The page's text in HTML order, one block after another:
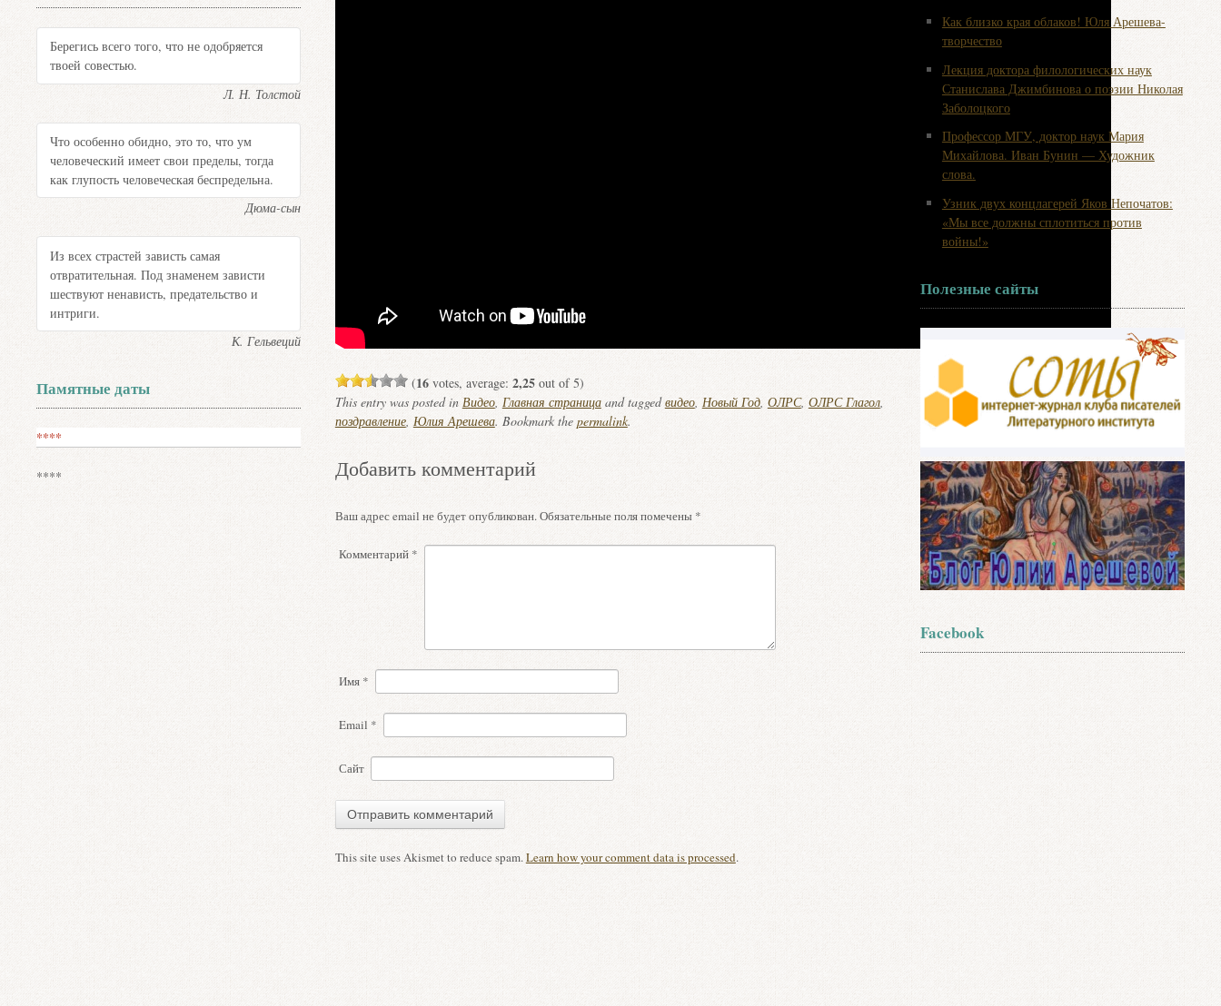
(16votes, average: 2,25out of 5)
This entry was posted in Видео, Главная страницаand taggedвидео, Новый Год, ОЛРС, ОЛРС Глагол,
поздравление, Юлия Арешева. Bookmark the permalink.
Добавить комментарий
Ваш адрес email не будет опубликован.Обязательные поля помечены *
Комментарий *
Имя *
Email *
Сайт
This site uses Akismet to reduce spam.Learn how your comment data is processed.
Как близко края облаков! Юля Арешева-
творчество
Лекция доктора филологических наук
Станислава Джимбинова о поэзии Николая
Заболоцкого
Профессор МГУ, доктор наук Мария
Михайлова. Иван Бунин — Художник
слова.
Узник двух концлагерей Яков Непочатов:
«Мы все должны сплотиться против
войны!»
Полезные сайты
Facebook
Берегись всего того, что не одобряется
твоей совестью.
Л. Н. Толстой
Что особенно обидно, это то, что ум
человеческий имеет свои пределы, тогда
как глупость человеческая беспредельна.
Дюма-сын
Из всех страстей зависть самая
отвратительная. Под знаменем зависти
шествуют ненависть, предательство и
интриги.
К. Гельвеций
Памятные даты
****
****